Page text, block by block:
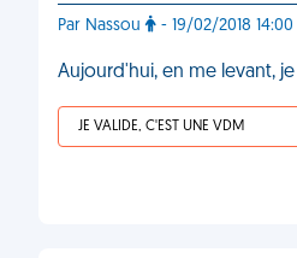
Par Nassou - 19/02/2018
Aujourd'hui, en me levant,
JE VALIDE, C'EST UNE VDM